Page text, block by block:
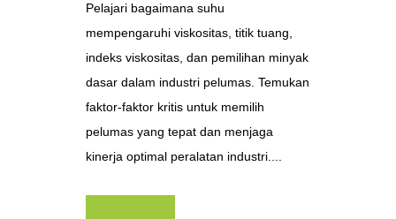
Pelajari bagaimana suhu
mempengaruhi viskositas, titik tuang,
indeks viskositas, dan pemilihan minyak
dasar dalam industri pelumas. Temukan
faktor-faktor kritis untuk memilih
pelumas yang tepat dan menjaga
kinerja optimal peralatan industri....